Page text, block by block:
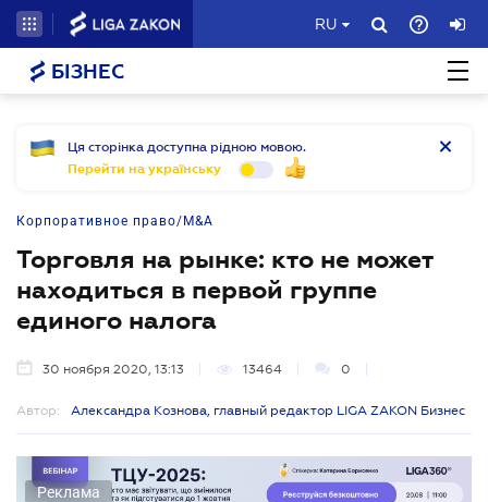
RU
БІЗНЕС
Ця сторінка доступна рідною мовою.
Перейти на українську
Корпоративное право/M&A
Торговля на рынке: кто не может
находиться в первой группе
единого налога
30 ноября 2020, 13:13 13464 0
Автор: Александра Кознова, главный редактор LIGA ZAKON Бизнес
Реклама